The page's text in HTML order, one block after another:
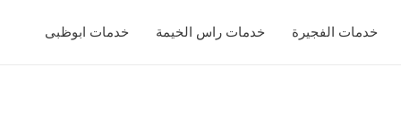
خدمات الفجيرة خدمات راس الخيمة خدمات ابوظبى